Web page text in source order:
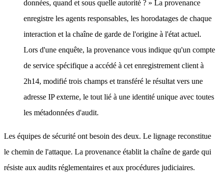
données, quand et sous quelle autorité ? » La provenance
enregistre les agents responsables, les horodatages de chaque
interaction et la chaîne de garde de l'origine à l'état actuel.
Lors d'une enquête, la provenance vous indique qu'un compte
de service spécifique a accédé à cet enregistrement client à
2h14, modifié trois champs et transféré le résultat vers une
adresse IP externe, le tout lié à une identité unique avec toutes
les métadonnées d'audit.
Les équipes de sécurité ont besoin des deux. Le lignage reconstitue
le chemin de l'attaque. La provenance établit la chaîne de garde qui
résiste aux audits réglementaires et aux procédures judiciaires.